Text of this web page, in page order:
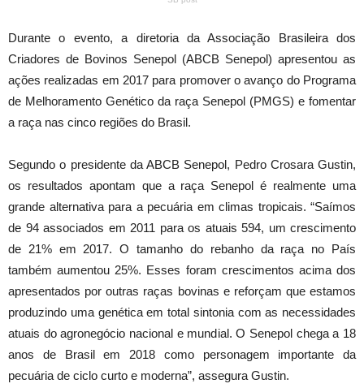
Durante o evento, a diretoria da Associação Brasileira dos
Criadores de Bovinos Senepol (ABCB Senepol) apresentou as
ações realizadas em 2017 para promover o avanço do Programa
de Melhoramento Genético da raça Senepol (PMGS) e fomentar
a raça nas cinco regiões do Brasil.
Segundo o presidente da ABCB Senepol, Pedro Crosara Gustin,
os resultados apontam que a raça Senepol é realmente uma
grande alternativa para a pecuária em climas tropicais. “Saímos
de 94 associados em 2011 para os atuais 594, um crescimento
de 21% em 2017. O tamanho do rebanho da raça no País
também aumentou 25%. Esses foram crescimentos acima dos
apresentados por outras raças bovinas e reforçam que estamos
produzindo uma genética em total sintonia com as necessidades
atuais do agronegócio nacional e mundial. O Senepol chega a 18
anos de Brasil em 2018 como personagem importante da
pecuária de ciclo curto e moderna”, assegura Gustin.